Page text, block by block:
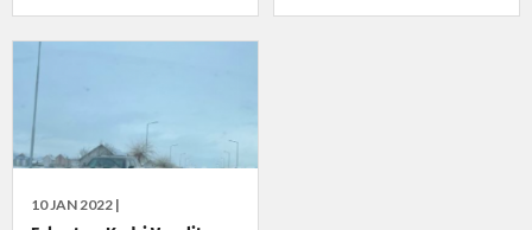
10 JAN 2022 |